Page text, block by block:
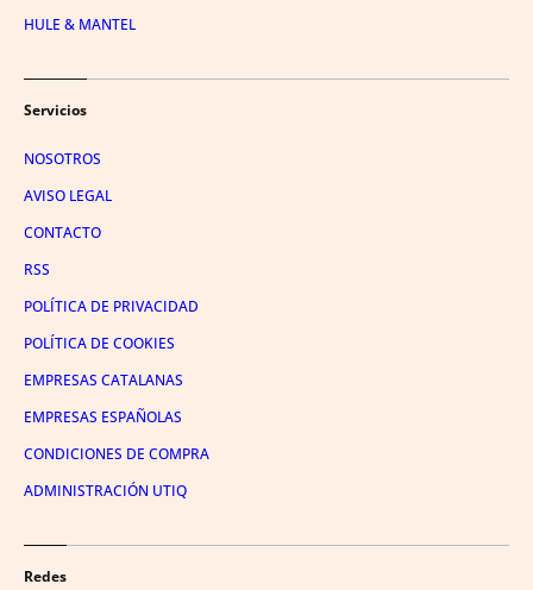
HULE & MANTEL
Servicios
NOSOTROS
AVISO LEGAL
CONTACTO
RSS
POLÍTICA DE PRIVACIDAD
POLÍTICA DE COOKIES
EMPRESAS CATALANAS
EMPRESAS ESPAÑOLAS
CONDICIONES DE COMPRA
ADMINISTRACIÓN UTIQ
Redes